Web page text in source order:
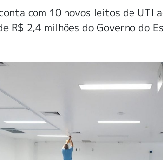
com 10 novos leitos de UTI
R$ 2,4 milhões do Governo do